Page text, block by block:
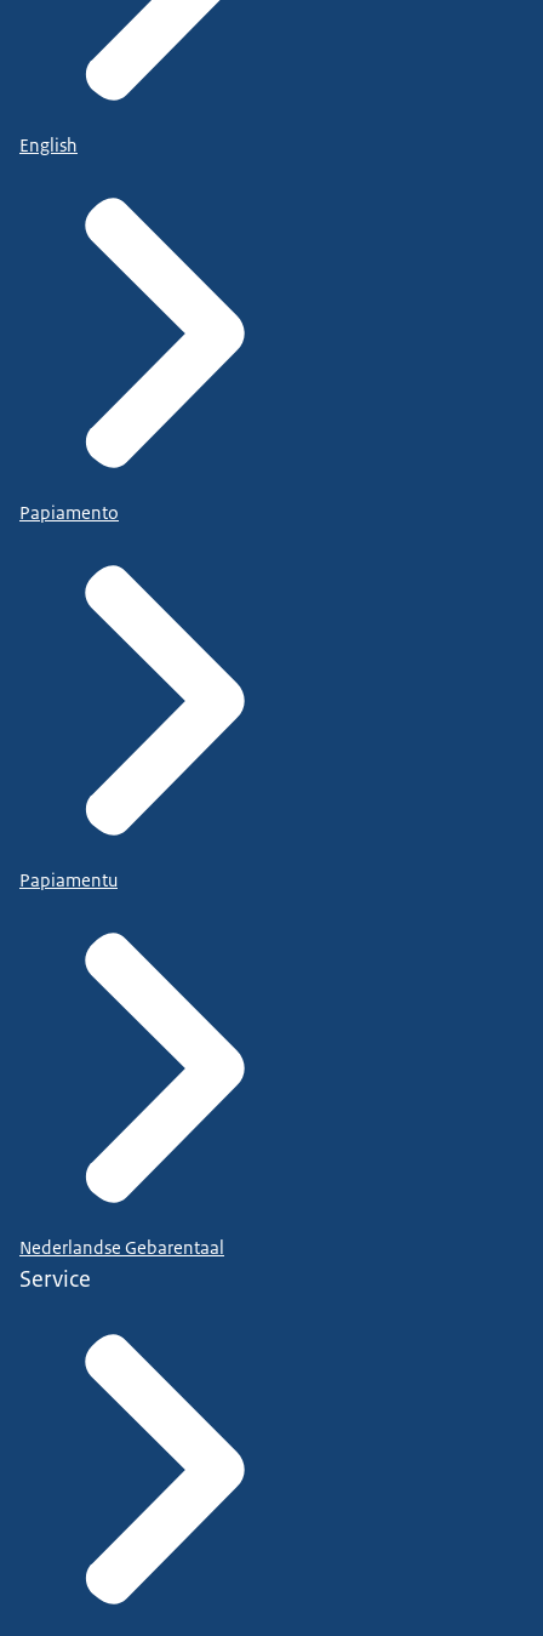
English
Papiamento
Papiamentu
Nederlandse Gebarentaal
Service